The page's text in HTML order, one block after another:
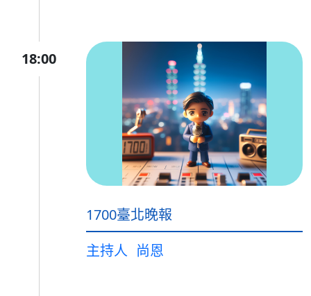
18:00
1700臺北晚報
主持人 尚恩